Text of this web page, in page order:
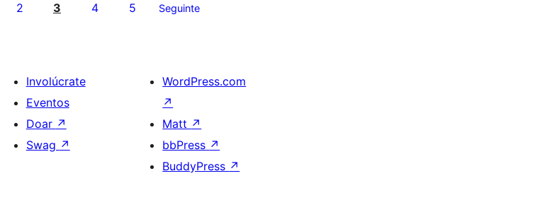
2 3 4 5 Seguinte
Involúcrate
Eventos
Doar ↗
Swag ↗
WordPress.com
↗
Matt ↗
bbPress ↗
BuddyPress ↗